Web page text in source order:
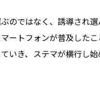
のではなく、誘導され選
ートフォンが普及したこ
いき、ステマが横行し始